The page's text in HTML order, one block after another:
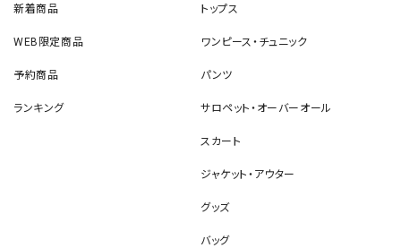
新着商品
WEB限定商品
予約商品
ランキング
トップス
ワンピース・チュニック
パンツ
サロペット・オーバーオール
スカート
ジャケット・アウター
グッズ
バッグ